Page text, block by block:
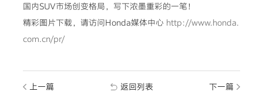
国内SUV市场创变格局，写下浓墨重彩的一笔！
精彩图片下载，请访问Honda媒体中心 http://www.honda.
com.cn/pr/
上一篇 返回列表 下一篇